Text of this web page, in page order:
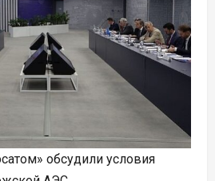
обсудили условия